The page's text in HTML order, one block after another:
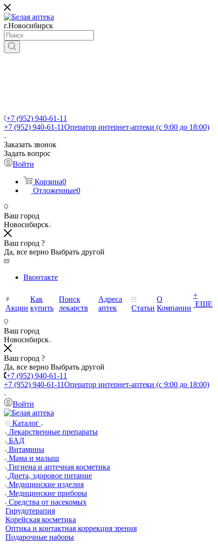
г.Новосибирск
+7 (952) 940-61-11
+7 (952) 940-61-11Оператор интернет-аптеки (с 9:00 до 18:00)
Заказать звонок
Задать вопрос
Войти
Корзина0
Отложенные0
Ваш город
Новосибирск
Ваш город ?
Да, все верно Выбрать другой
Вконтакте
Акции
Как
купить
Поиск
лекарств
Адреса
аптек
Статьи
О
Компании
+
ЕЩЕ
Ваш город
Новосибирск
Ваш город ?
Да, все верно Выбрать другой
+7 (952) 940-61-11
+7 (952) 940-61-11Оператор интернет-аптеки (с 9:00 до 18:00)
Войти
Каталог
Лекарственные препараты
БАД
Витамины
Мама и малыш
Гигиена и аптечная косметика
Диета, здоровое питание
Медицинские изделия
Медицинские приборы
Средства от насекомых
Гирудотерапия
Корейская косметика
Оптика и контактная коррекция зрения
Подарочные наборы